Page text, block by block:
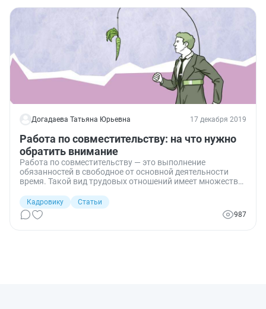
Догадаева Татьяна Юрьевна 17 декабря 2019
Работа по совместительству: на что нужно
обратить внимание
Работа по совместительству — это выполнение
обязанностей в свободное от основной деятельности
время. Такой вид трудовых отношений имеет множество
избежать конфликтов между работником и
работодателем.
Кадровику
Статьи
987